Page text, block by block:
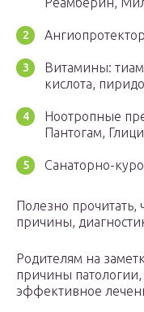
Витамины:
кислота,
Ноотропные
Пантогам,
Санаторно-
Полезно прочитать,
причины,
Родителям на
причины
эффективное